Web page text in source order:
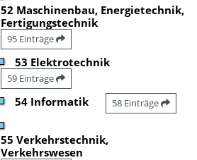
52 Maschinenbau, Energietechnik,
Fertigungstechnik
95 Einträge
53 Elektrotechnik
59 Einträge
54 Informatik 58 Einträge
55 Verkehrstechnik,
Verkehrswesen